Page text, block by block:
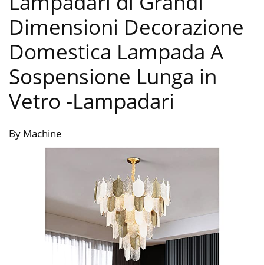
Dimensioni Decorazione
Domestica Lampada A
Sospensione Lunga in
Vetro -Lampadari
By Machine